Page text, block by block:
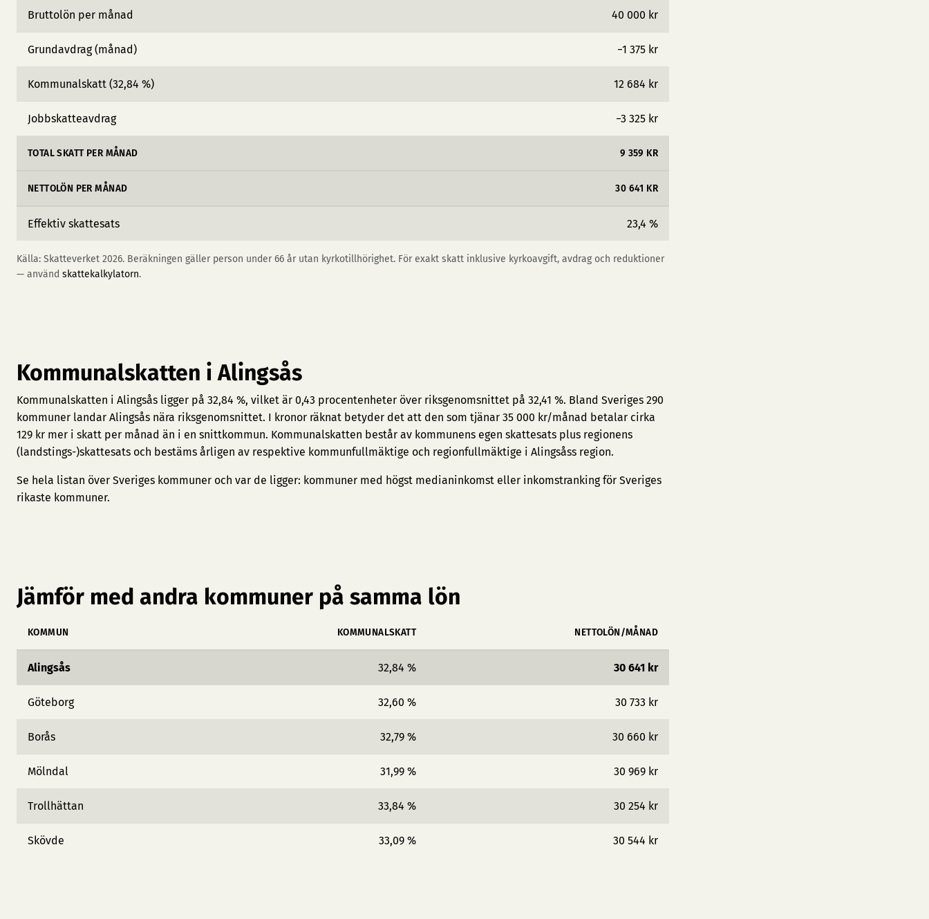
Bruttolön per månad 40 000 kr
Grundavdrag (månad) −1 375 kr
Kommunalskatt (32,84 %) 12 684 kr
Jobbskatteavdrag −3 325 kr
TOTAL SKATT PER MÅNAD 9 359 KR
NETTOLÖN PER MÅNAD 30 641 KR
Effektiv skattesats 23,4 %
Källa: Skatteverket 2026. Beräkningen gäller person under 66 år utan kyrkotillhörighet. För exakt skatt inklusive kyrkoavgift, avdrag och reduktioner
— använd skattekalkylatorn.
Kommunalskatten i Alingsås
Kommunalskatten i Alingsås ligger på 32,84 %, vilket är 0,43 procentenheter över riksgenomsnittet på 32,41 %. Bland Sveriges 290
kommuner landar Alingsås nära riksgenomsnittet. I kronor räknat betyder det att den som tjänar 35 000 kr/månad betalar cirka
129 kr mer i skatt per månad än i en snittkommun. Kommunalskatten består av kommunens egen skattesats plus regionens
(landstings-)skattesats och bestäms årligen av respektive kommunfullmäktige och regionfullmäktige i Alingsåss region.
Se hela listan över Sveriges kommuner och var de ligger: kommuner med högst medianinkomst eller inkomstranking för Sveriges
rikaste kommuner.
Jämför med andra kommuner på samma lön
KOMMUN KOMMUNALSKATT NETTOLÖN/MÅNAD
Alingsås 32,84 % 30 641 kr
Göteborg 32,60 % 30 733 kr
Borås 32,79 % 30 660 kr
Mölndal 31,99 % 30 969 kr
Trollhättan 33,84 % 30 254 kr
Skövde 33,09 % 30 544 kr